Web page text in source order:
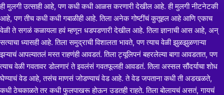
ही मुलगी उत्साही आहे, पण कधी कधी आळस करणारी देखील आहे. ही मुलगी नीटनेटकी
आहे, पण तीच कधी कधी गबाळीही आहे. तिला अनेक गोष्टींचं कुतूहल आहे आणि एकाच
वेळी ते सगळं कळायला हवं म्हणून धडपडणारी देखील आहे. तिला ज्ञानाची आस आहे, अन्
सत्याचा ध्यासही आहे. तिला समुद्राची विशालता भावते, पण त्याच वेळी झुळझुळणाऱ्या
झऱ्याचं आपल्यातलं मस्त राहणंही आवडतं. तिला ट्यूलिपनं बहरलेल्या बागा आवडतात, पण
त्याच वेळी गवतावर डोलणारं ते इवलंसं गवतफूलही आवडतं. तिला अस्सल सौंदर्याचा शोध
घेण्याचं वेड आहे, तसंच माणसं जोडण्याचं वेड आहे. ते वेड जपताना कधी ती अडखळते,
कधी ठेचकाळते तर कधी फुलपाखरू होऊन उडतही राहते. तिला बोलायचं असतं, गायचं